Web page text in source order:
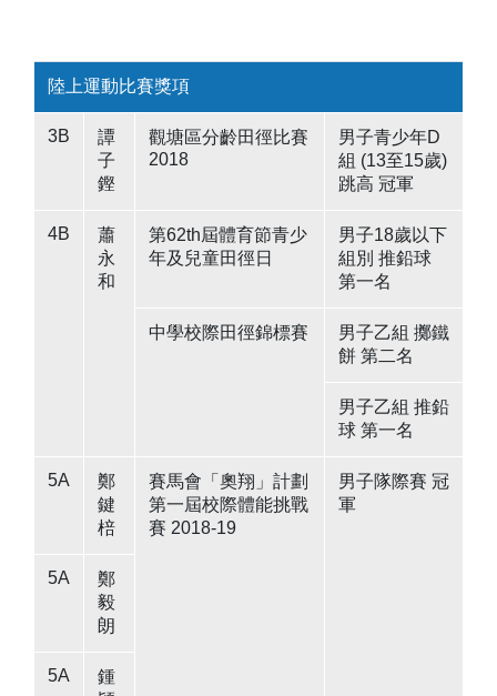
陸上運動比賽獎項
3B
譚
子
鏗
觀塘區分齡田徑比賽
2018
男子青少年D
組 (13至15歲)
跳高 冠軍
4B
蕭
永
和
第62th屆體育節青少
年及兒童田徑日
男子18歲以下
組別 推鉛球
第一名
中學校際田徑錦標賽
男子乙組 擲鐵
餅 第二名
男子乙組 推鉛
球 第一名
5A
鄭
鍵
棓
賽馬會「奧翔」計劃
第一屆校際體能挑戰
賽 2018-19
男子隊際賽 冠
軍
5A
鄭
毅
朗
5A
鍾